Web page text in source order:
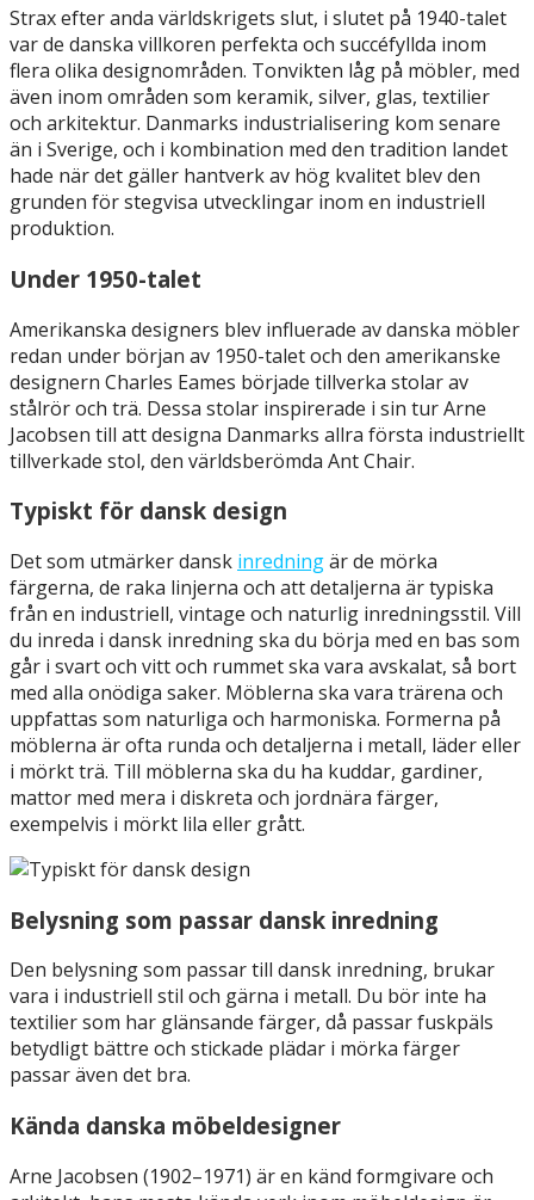
Strax efter anda världskrigets slut, i slutet på 1940-talet
var de danska villkoren perfekta och succéfyllda inom
flera olika designområden. Tonvikten låg på möbler, med
även inom områden som keramik, silver, glas, textilier
och arkitektur. Danmarks industrialisering kom senare
än i Sverige, och i kombination med den tradition landet
hade när det gäller hantverk av hög kvalitet blev den
grunden för stegvisa utvecklingar inom en industriell
produktion.
Under 1950-talet
Amerikanska designers blev influerade av danska möbler
redan under början av 1950-talet och den amerikanske
designern Charles Eames började tillverka stolar av
stålrör och trä. Dessa stolar inspirerade i sin tur Arne
Jacobsen till att designa Danmarks allra första industriellt
tillverkade stol, den världsberömda Ant Chair.
Typiskt för dansk design
Det som utmärker dansk inredningär de mörka
färgerna, de raka linjerna och att detaljerna är typiska
från en industriell, vintage och naturlig inredningsstil. Vill
du inreda i dansk inredning ska du börja med en bas som
går i svart och vitt och rummet ska vara avskalat, så bort
med alla onödiga saker. Möblerna ska vara trärena och
uppfattas som naturliga och harmoniska. Formerna på
möblerna är ofta runda och detaljerna i metall, läder eller
i mörkt trä. Till möblerna ska du ha kuddar, gardiner,
mattor med mera i diskreta och jordnära färger,
exempelvis i mörkt lila eller grått.
Belysning som passar dansk inredning
Den belysning som passar till dansk inredning, brukar
vara i industriell stil och gärna i metall. Du bör inte ha
textilier som har glänsande färger, då passar fuskpäls
betydligt bättre och stickade plädar i mörka färger
passar även det bra.
Kända danska möbeldesigner
Arne Jacobsen (1902–1971) är en känd formgivare och